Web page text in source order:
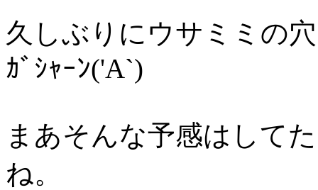
久しぶりにウサミミの
ｶﾞｼｬｰﾝ('A`)
まあそんな予感はして
ね。